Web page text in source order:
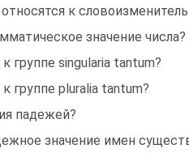
к
значение числа?
группе singularia tantum?
группе pluralia tantum?
падежей?
значение имен